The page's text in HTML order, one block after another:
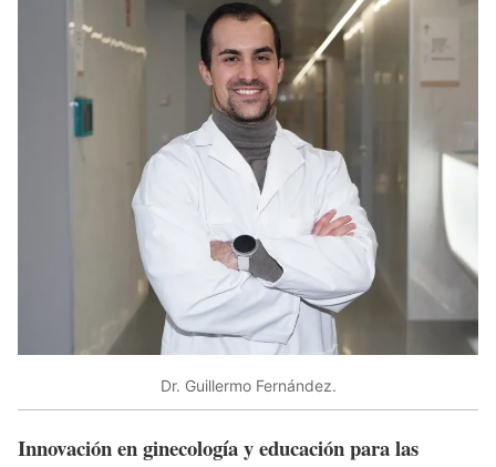
Dr. Guillermo Fernández.
Innovación en ginecología y educación para las